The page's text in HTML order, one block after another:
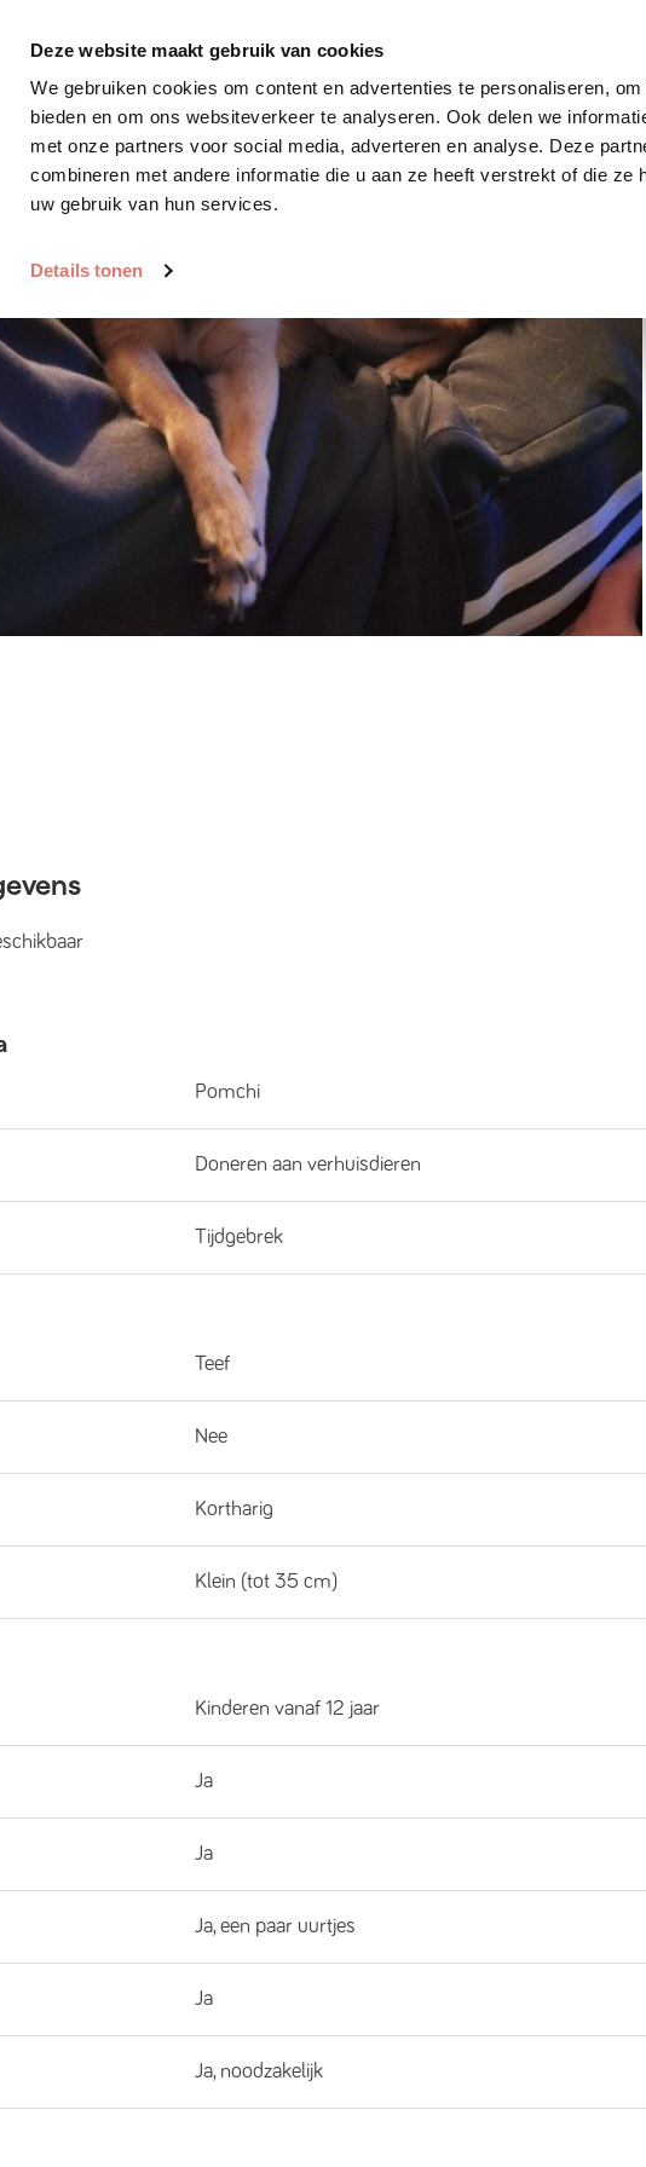
Deze website maakt gebruik van cookies
We gebruiken cookies om content en advertenties te personaliseren,
bieden en om ons websiteverkeer te analyseren. Ook delen we
met onze partners voor social media, adverteren en analyse. Deze
combineren met andere informatie die u aan ze heeft verstrekt of die ze
uw gebruik van hun services.
Details tonen
Plaats huisdier Hoe werkt het?
Pomchi
Doneren aan verhuisdieren
Tijdgebrek
Teef
Nee
Kortharig
Klein (tot 35 cm)
Kinderen vanaf 12 jaar
Ja
Ja
Ja, een paar uurtjes
Ja
Ja, noodzakelijk